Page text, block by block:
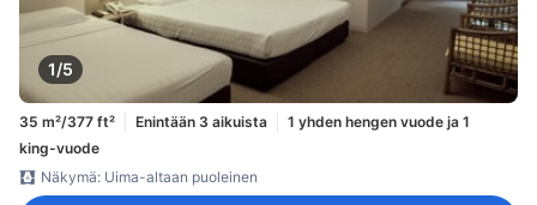
1/5
35 m²/377 ft² Enintään 3 aikuista
1 yhden hengen vuode ja 1
king-vuode
Näkymä: Uima-altaan puoleinen